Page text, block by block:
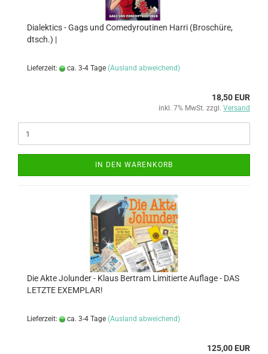
Dialektics - Gags und Comedyroutinen Harri (Broschüre,
dtsch.) |
Lieferzeit: ca. 3-4 Tage (Ausland abweichend)
18,50 EUR
inkl. 7% MwSt. zzgl. Versand
IN DEN WARENKORB
Die Akte Jolunder - Klaus Bertram Limitierte Auflage - DAS
LETZTE EXEMPLAR!
Lieferzeit: ca. 3-4 Tage (Ausland abweichend)
125,00 EUR